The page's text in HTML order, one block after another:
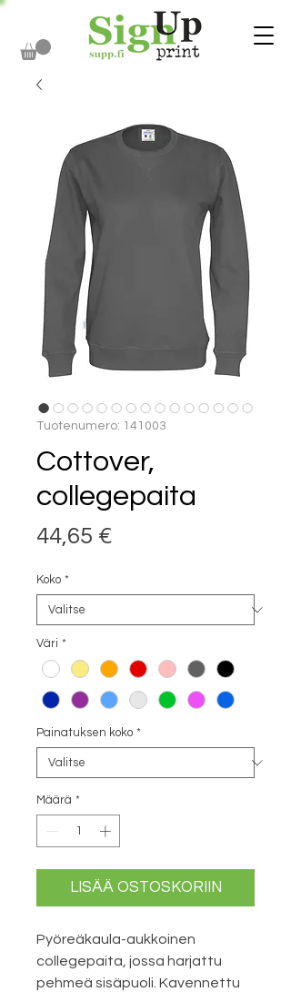
Tuotenumero: 141003
Cottover,
collegepaita
44,65 €
Koko *
Väri *
Painatuksen koko *
Määrä *
LISÄÄ OSTOSKORIIN
Pyöreäkaula-aukkoinen
collegepaita, jossa harjattu
pehmeä sisäpuoli. Kavennettu